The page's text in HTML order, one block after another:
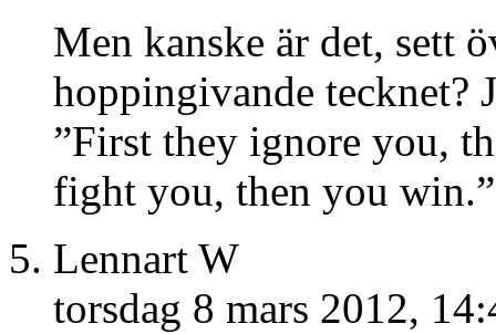
Men kanske är det, sett
hoppingivande tecknet?
”First they ignore you,
fight you, then you win.”
Lennart W
torsdag 8 mars 2012,